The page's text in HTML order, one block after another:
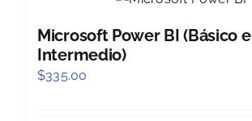
Microsoft Power BI (Básico e
Intermedio)
$335.00